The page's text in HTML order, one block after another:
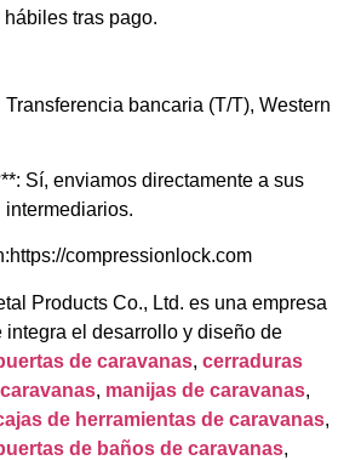
tras pago.
Transferencia bancaria (T/T), Western
Sí, enviamos directamente a sus
compressionlock.com
Products Co., Ltd. es una empresa
integra el desarrollo y diseño de
de caravanas, cerraduras
, manijas de caravanas,
de herramientas de caravanas,
de baños de caravanas,